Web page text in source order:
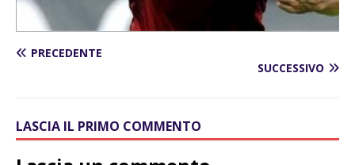
PRECEDENTE
SUCCESSIVO
LASCIA IL PRIMO COMMENTO